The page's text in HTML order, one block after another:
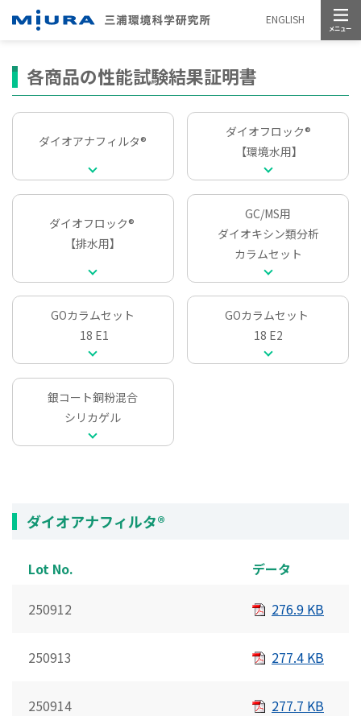
ENGLISH
各商品の性能試験結果証明書
ダイオアナフィルタ®
ダイオフロック®
【環境水用】
ダイオフロック®
【排水用】
GC/MS用
ダイオキシン類分析
カラムセット
GOカラムセット
18 E1
GOカラムセット
18 E2
銀コート銅粉混合
シリカゲル
ダイオアナフィルタ®
Lot No. データ
250912 276.9 KB
250913 277.4 KB
250914 277.7 KB